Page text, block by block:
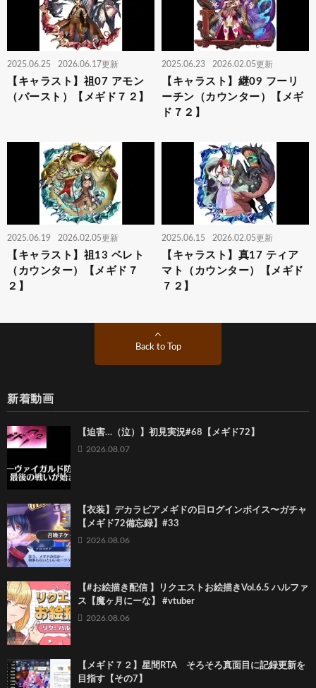
2025.06.25 2026.06.17更新
【キャラスト】祖07 アモン
（バースト）【メギド７２】
2025.06.23 2026.02.05更新
【キャラスト】継09 フーリ
ーチン（カウンター）【メギ
ド７２】
2025.06.19 2026.02.05更新
【キャラスト】祖13 ベレト
（カウンター）【メギド７
２】
2025.06.15 2026.02.05更新
【キャラスト】真17 ティア
マト（カウンター）【メギド
７２】
Back to Top
新着動画
【迫害…（泣）】初見実況#68【メギド72】
2026.08.07
【衣装】デカラビアメギドの日ログインボイス〜ガチャ
【メギド72備忘録】#33
2026.08.06
【#お絵描き配信 】リクエストお絵描きVol.6.5 ハルファ
ス【魔ヶ月にーな】 #vtuber
2026.08.06
【メギド７２】星間RTA そろそろ真面目に記録更新を
目指す【その7】